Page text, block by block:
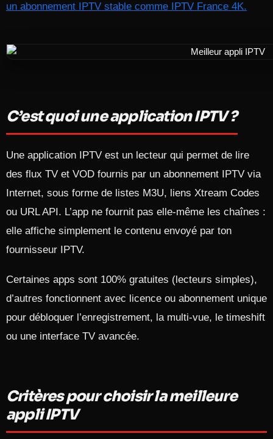
un abonnement IPTV stable comme IPTV France 4K.
C’est quoi une application IPTV ?
Une application IPTV est un lecteur qui permet de lire
des flux TV et VOD fournis par un abonnement IPTV via
Internet, sous forme de listes M3U, liens Xtream Codes
ou URL API. L’app ne fournit pas elle-même les chaînes :
elle affiche simplement le contenu envoyé par ton
fournisseur IPTV.​
Certaines apps sont 100% gratuites (lecteurs simples),
d’autres fonctionnent avec licence ou abonnement unique
pour débloquer l’enregistrement, la multi‑vue, le timeshift
ou une interface TV avancée.​
Critères pour choisir la meilleure
appli IPTV